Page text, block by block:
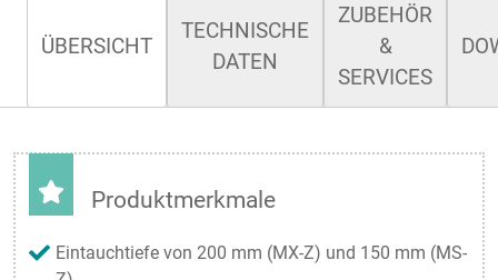
ÜBERSICHT
TECHNISCHE
DATEN
ZUBEHÖR
&
SERVICES
Produktmerkmale
Eintauchtiefe von 200 mm (MX-Z) und 150 mm (MS-